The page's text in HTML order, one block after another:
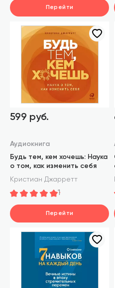
Перейти
599 руб.
Аудиокнига
Будь тем, кем хочешь: Наука
о том, как изменить себя
Кристиан Джарретт
1
Перейти